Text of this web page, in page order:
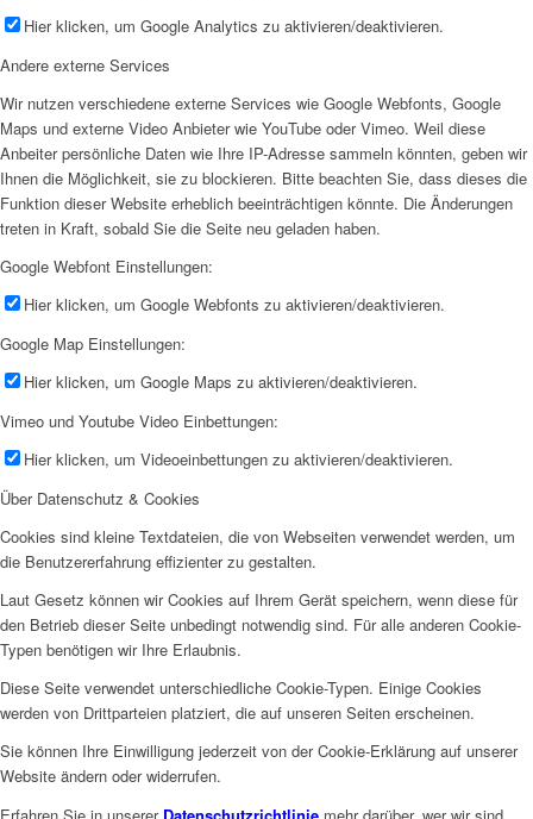
Hier klicken, um Google Analytics zu aktivieren/deaktivieren.
Andere externe Services
Wir nutzen verschiedene externe Services wie Google Webfonts, Google
Maps und externe Video Anbieter wie YouTube oder Vimeo. Weil diese
Anbeiter persönliche Daten wie Ihre IP-Adresse sammeln könnten, geben wir
Ihnen die Möglichkeit, sie zu blockieren. Bitte beachten Sie, dass dieses die
Funktion dieser Website erheblich beeinträchtigen könnte. Die Änderungen
treten in Kraft, sobald Sie die Seite neu geladen haben.
Google Webfont Einstellungen:
Hier klicken, um Google Webfonts zu aktivieren/deaktivieren.
Google Map Einstellungen:
Hier klicken, um Google Maps zu aktivieren/deaktivieren.
Vimeo und Youtube Video Einbettungen:
Hier klicken, um Videoeinbettungen zu aktivieren/deaktivieren.
Über Datenschutz & Cookies
Cookies sind kleine Textdateien, die von Webseiten verwendet werden, um
die Benutzererfahrung effizienter zu gestalten.
Laut Gesetz können wir Cookies auf Ihrem Gerät speichern, wenn diese für
den Betrieb dieser Seite unbedingt notwendig sind. Für alle anderen Cookie-
Typen benötigen wir Ihre Erlaubnis.
Diese Seite verwendet unterschiedliche Cookie-Typen. Einige Cookies
werden von Drittparteien platziert, die auf unseren Seiten erscheinen.
Sie können Ihre Einwilligung jederzeit von der Cookie-Erklärung auf unserer
Website ändern oder widerrufen.
Erfahren Sie in unserer Datenschutzrichtlinie mehr darüber, wer wir sind,